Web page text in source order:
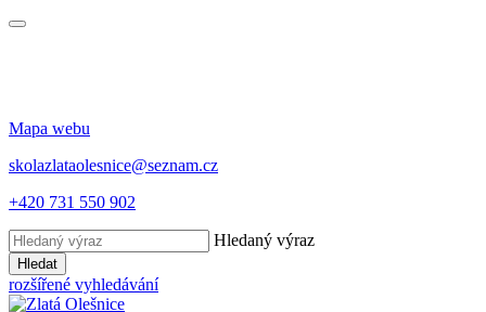
Mapa webu
skolazlataolesnice@seznam.cz
+420 731 550 902
Hledaný výraz
Hledat
rozšířené vyhledávání